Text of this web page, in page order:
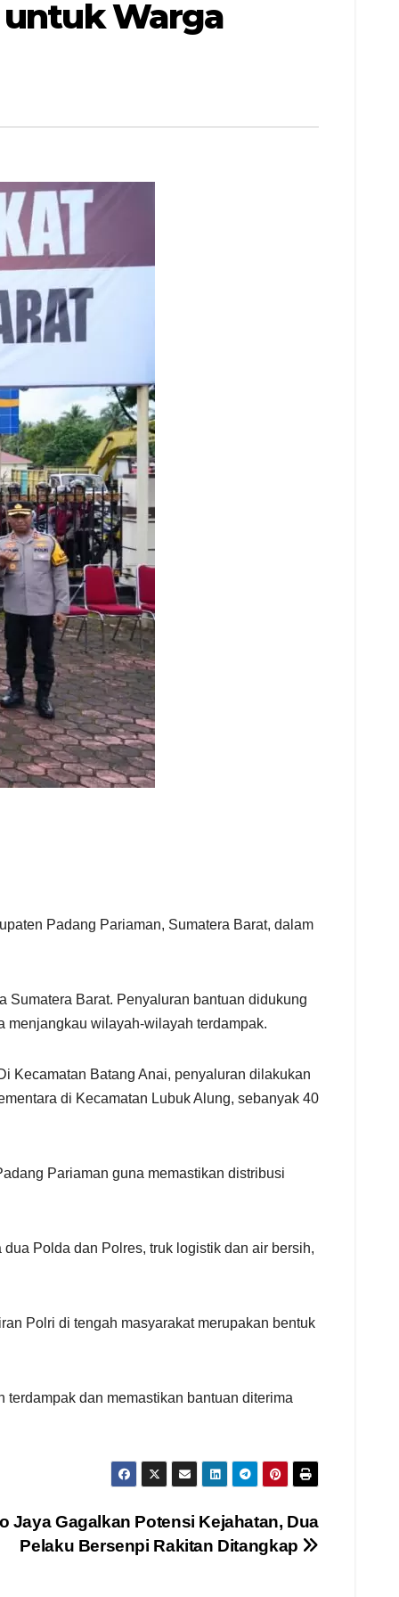
Warga
Padang Pariaman, Sumatera Barat, dalam
Sumatera Barat. Penyaluran bantuan didukung
menjangkau wilayah-wilayah terdampak.
Kecamatan Batang Anai, penyaluran dilakukan
di Kecamatan Lubuk Alung, sebanyak 40
Pariaman guna memastikan distribusi
Polda dan Polres, truk logistik dan air bersih,
Polri di tengah masyarakat merupakan bentuk
dan memastikan bantuan diterima
Jaya Gagalkan Potensi Kejahatan, Dua
Pelaku Bersenpi Rakitan Ditangkap